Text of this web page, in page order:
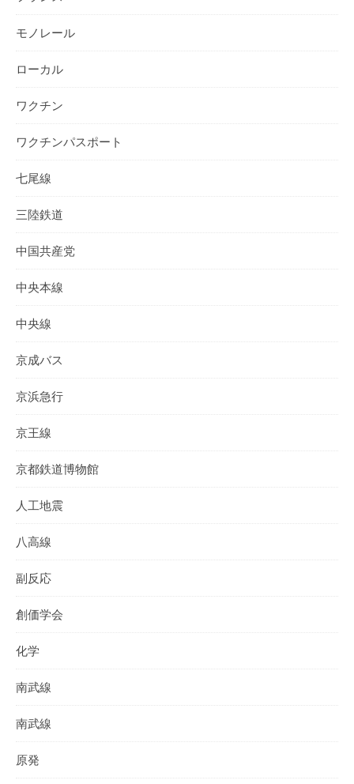
モノレール
ローカル
ワクチン
ワクチンパスポート
七尾線
三陸鉄道
中国共産党
中央本線
中央線
京成バス
京浜急行
京王線
京都鉄道博物館
人工地震
八高線
副反応
創価学会
化学
南武線
南武線
原発